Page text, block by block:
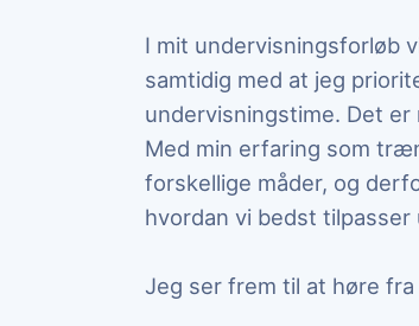
I mit undervisningsforløb
samtidig med at jeg
undervisningstime. Det
Med min erfaring som
forskellige måder, og
hvordan vi bedst
Jeg ser frem til at høre